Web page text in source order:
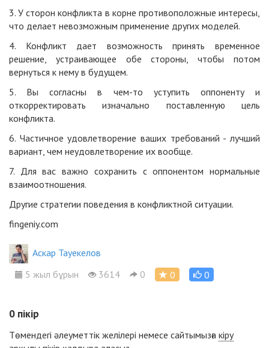
3. У сторон конфликта в корне противоположные интересы,
что делает невозможным применение других моделей.
4. Конфликт дает возможность принять временное
решение, устраивающее обе стороны, чтобы потом
вернуться к нему в будущем.
5. Вы согласны в чем-то уступить оппоненту и
откорректировать изначально поставленную цель
конфликта.
6. Частичное удовлетворение ваших требований - лучший
вариант, чем неудовлетворение их вообще.
7. Для вас важно сохранить с оппонентом нормальные
взаимоотношения.
Другие стратегии поведения в конфликтной ситуации.
fingeniy.com
Аскар Тауекелов
5 жыл бұрын
3614 0 0 0
0 пікір
Төмендегі әлеуметтік желілері немесе сайтымызға кіру